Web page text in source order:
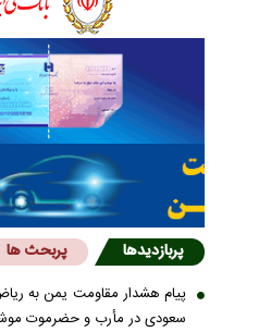
پربازدیدها پربحث ها
پیام هشدار مقاومت یمن به
سعودی در مأرب و حضرموت